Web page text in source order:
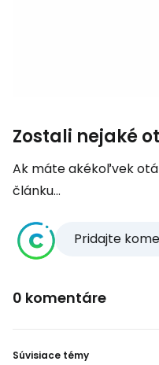
Zostali nejaké
Ak máte akékoľvek
článku...
Pridajte
0 komentáre
Súvisiace témy